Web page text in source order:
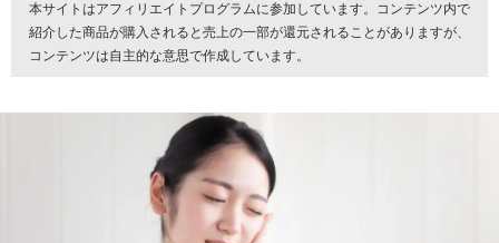
本サイトはアフィリエイトプログラムに参加しています。コンテンツ内で
紹介した商品が購入されると売上の一部が還元されることがありますが、
コンテンツは自主的な意思で作成しています。